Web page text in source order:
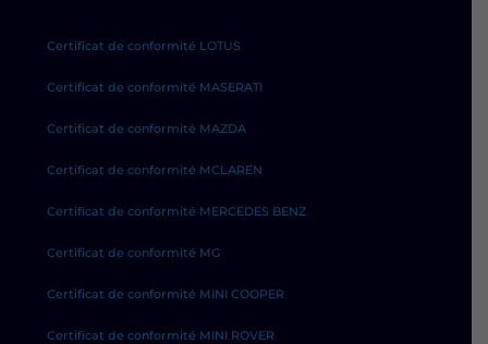
Certificat de conformité LOTUS
Certificat de conformité MASERATI
Certificat de conformité MAZDA
Certificat de conformité MCLAREN
Certificat de conformité MERCEDES BENZ
Certificat de conformité MG
Certificat de conformité MINI COOPER
Certificat de conformité MINI ROVER